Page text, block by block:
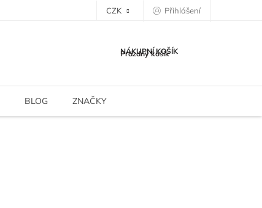
CZK Přihlášení
NÁKUPNÍ KOŠÍK
Prázdný košík
BLOG ZNAČKY